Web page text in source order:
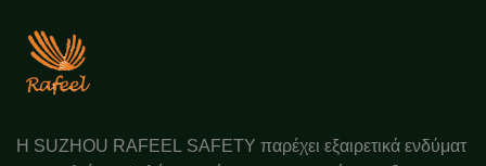
Η SUZHOU RAFEEL SAFETY παρέχει εξαιρετικά ενδύματ